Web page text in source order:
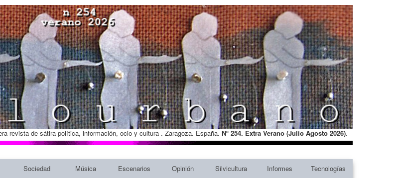
revista de sátira política, información, ocio y cultura . Zaragoza. España. Nº 254. Extra Verano (Julio Agosto 2026).
Sociedad Música Escenarios Opinión Silvicultura Informes
Tecnologías